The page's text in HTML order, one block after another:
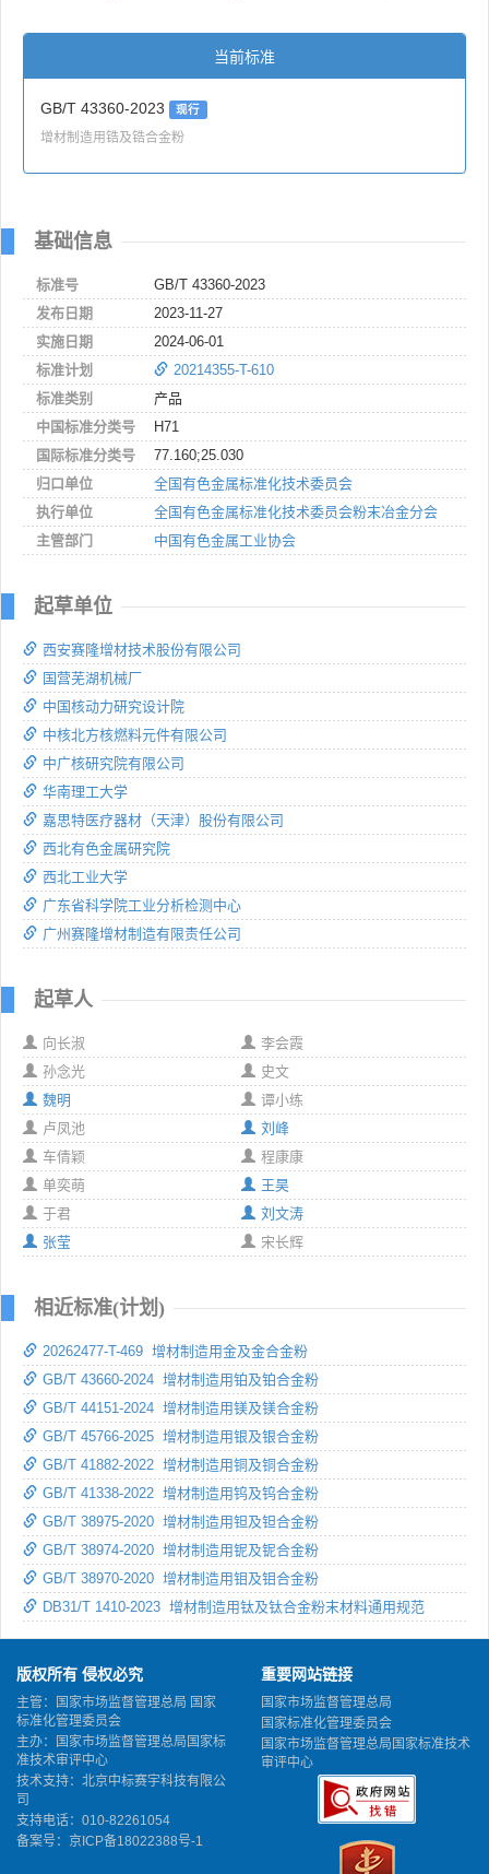
当前标准
GB/T 43360-2023 现行
增材制造用锆及锆合金粉
基础信息
标准号
GB/T 43360-2023
发布日期
2023-11-27
实施日期
2024-06-01
标准计划
20214355-T-610
标准类别
产品
中国标准分类号
H71
国际标准分类号
77.160;25.030
归口单位
全国有色金属标准化技术委员会
执行单位
全国有色金属标准化技术委员会粉末冶金分会
主管部门
中国有色金属工业协会
起草单位
西安赛隆增材技术股份有限公司
国营芜湖机械厂
中国核动力研究设计院
中核北方核燃料元件有限公司
中广核研究院有限公司
华南理工大学
嘉思特医疗器材（天津）股份有限公司
西北有色金属研究院
西北工业大学
广东省科学院工业分析检测中心
广州赛隆增材制造有限责任公司
起草人
向长淑
李会霞
孙念光
史文
魏明
谭小练
卢凤池
刘峰
车倩颖
程康康
单奕萌
王昊
于君
刘文涛
张莹
宋长辉
相近标准(计划)
20262477-T-469 增材制造用金及金合金粉
GB/T 43660-2024 增材制造用铂及铂合金粉
GB/T 44151-2024 增材制造用镁及镁合金粉
GB/T 45766-2025 增材制造用银及银合金粉
GB/T 41882-2022 增材制造用铜及铜合金粉
GB/T 41338-2022 增材制造用钨及钨合金粉
GB/T 38975-2020 增材制造用钽及钽合金粉
GB/T 38974-2020 增材制造用铌及铌合金粉
GB/T 38970-2020 增材制造用钼及钼合金粉
DB31/T 1410-2023 增材制造用钛及钛合金粉末材料通用规范
版权所有 侵权必究
主管：国家市场监督管理总局 国家
标准化管理委员会
主办：国家市场监督管理总局国家标
准技术审评中心
技术支持：北京中标赛宇科技有限公
司
支持电话：010-82261054
备案号： 京ICP备18022388号-1
重要网站链接
国家市场监督管理总局
国家标准化管理委员会
国家市场监督管理总局国家标准技术
审评中心